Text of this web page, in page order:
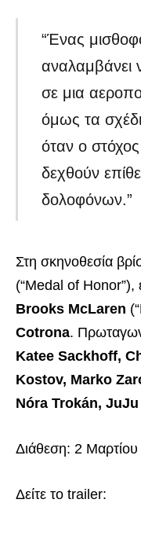
“Ένας
αναλαμβάνει
σε μια
όμως τα
όταν ο στόχος
δεχθούν
δολοφόνων.”
Στη σκηνοθεσία
(“Medal of Honor”),
Brooks McLaren
Cotrona.
Katee Sackhoff,
Kostov, Marko
Nóra Trokán,
Διάθεση: 2 Μαρτίου
Δείτε το trailer: